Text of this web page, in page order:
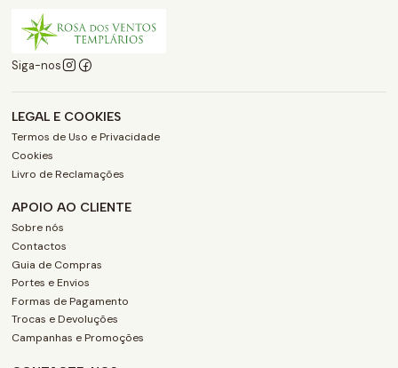
Siga-nos
LEGAL E COOKIES
Termos de Uso e Privacidade
Cookies
Livro de Reclamações
APOIO AO CLIENTE
Sobre nós
Contactos
Guia de Compras
Portes e Envios
Formas de Pagamento
Trocas e Devoluções
Campanhas e Promoções